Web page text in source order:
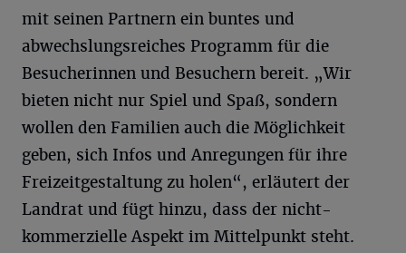
mit seinen Partnern ein buntes und
abwechslungsreiches Programm für die
Besucherinnen und Besuchern bereit. „Wir
bieten nicht nur Spiel und Spaß, sondern
wollen den Familien auch die Möglichkeit
geben, sich Infos und Anregungen für ihre
Freizeitgestaltung zu holen“, erläutert der
Landrat und fügt hinzu, dass der nicht-
kommerzielle Aspekt im Mittelpunkt steht.